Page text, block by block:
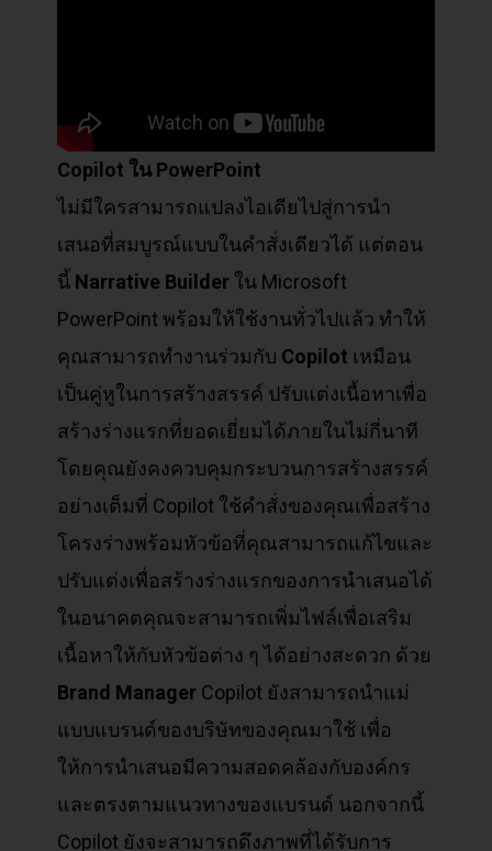
Copilot ใน PowerPoint
ไม่มีใครสามารถแปลงไอเดียไปสู่การนำ
เสนอที่สมบูรณ์แบบในคำสั่งเดียวได้ แต่ตอน
นี้ Narrative Builder ใน Microsoft
PowerPoint พร้อมให้ใช้งานทั่วไปแล้ว ทำให้
คุณสามารถทำงานร่วมกับ Copilot เหมือน
เป็นคู่หูในการสร้างสรรค์ ปรับแต่งเนื้อหาเพื่อ
สร้างร่างแรกที่ยอดเยี่ยมได้ภายในไม่กี่นาที
โดยคุณยังคงควบคุมกระบวนการสร้างสรรค์
อย่างเต็มที่ Copilot ใช้คำสั่งของคุณเพื่อสร้าง
โครงร่างพร้อมหัวข้อที่คุณสามารถแก้ไขและ
ปรับแต่งเพื่อสร้างร่างแรกของการนำเสนอได้
ในอนาคตคุณจะสามารถเพิ่มไฟล์เพื่อเสริม
เนื้อหาให้กับหัวข้อต่าง ๆ ได้อย่างสะดวก ด้วย
Brand Manager Copilot ยังสามารถนำแม่
แบบแบรนด์ของบริษัทของคุณมาใช้ เพื่อ
ให้การนำเสนอมีความสอดคล้องกับองค์กร
และตรงตามแนวทางของแบรนด์ นอกจากนี้
Copilot ยังจะสามารถดึงภาพที่ได้รับการ